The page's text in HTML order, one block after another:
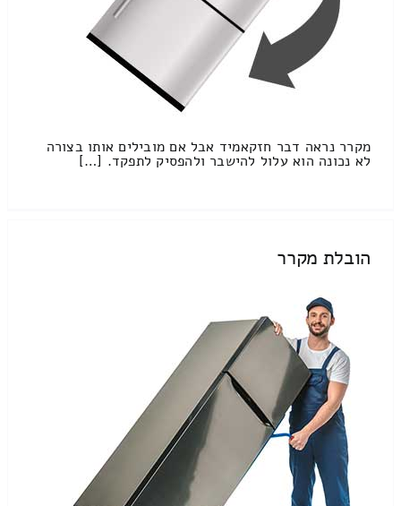
מקרר נראה דבר חזקאמיד אבל אם מובילים אותו בצורה
לא נכונה הוא עלול להישבר ולהפסיק לתפקד. […]
הובלת מקרר